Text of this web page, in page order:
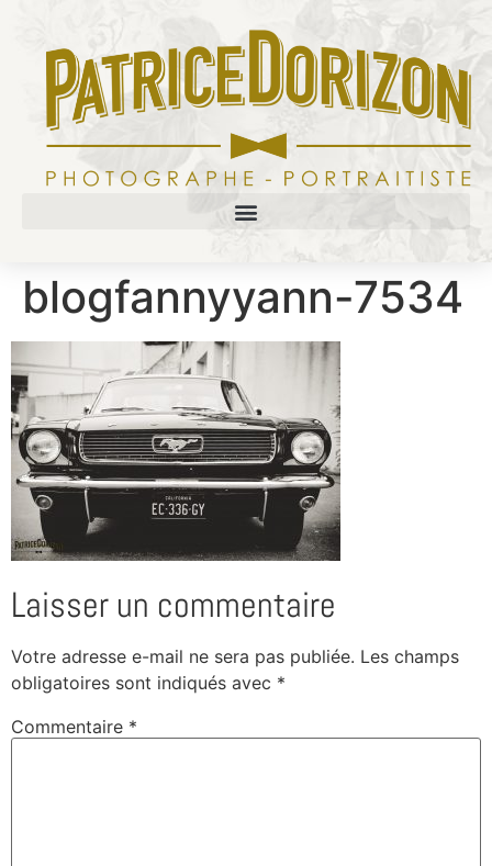
blogfannyyann-7534
Laisser un commentaire
Votre adresse e-mail ne sera pas publiée. Les champs
obligatoires sont indiqués avec *
Commentaire *